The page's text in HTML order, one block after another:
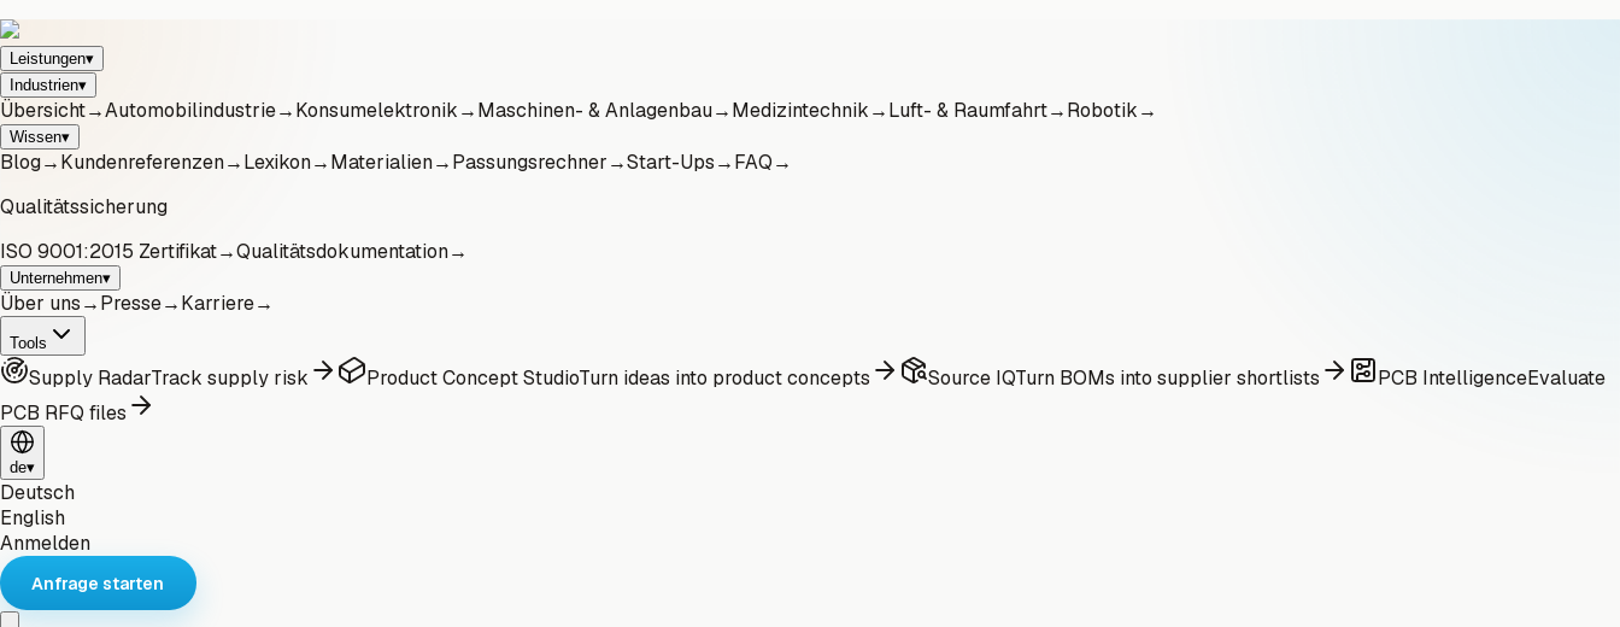
Leistungen▾
Industrien▾
Übersicht→Automobilindustrie→Konsumelektronik→Maschinen- & Anlagenbau→Medizintechnik→Luft- & Raumfahrt→Robotik→
Wissen▾
Blog→Kundenreferenzen→Lexikon→Materialien→Passungsrechner→Start-Ups→FAQ→
Qualitätssicherung
ISO 9001:2015 Zertifikat→Qualitätsdokumentation→
Unternehmen▾
Über uns→Presse→Karriere→
Tools
Supply RadarTrack supply risk Product Concept StudioTurn ideas into product concepts Source IQTurn BOMs into supplier shortlists PCB IntelligenceEvaluate
PCB RFQ files
de▾
Deutsch
English
Anmelden
Anfrage starten